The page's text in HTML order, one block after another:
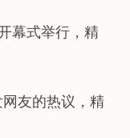
幕式举行，精
友的热议，精